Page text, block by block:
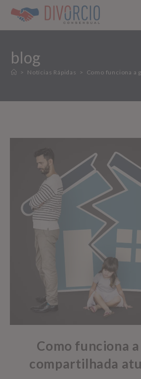
blog
> Notícias Rápidas > Como funciona a
Como funciona
compartilhada